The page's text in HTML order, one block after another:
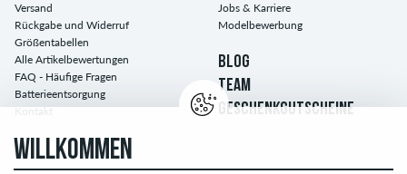
Versand
Rückgabe und Widerruf
Größentabellen
Alle Artikelbewertungen
FAQ - Häufige Fragen
Batterieentsorgung
Kontakt
Jobs & Karriere
Modelbewerbung
BLOG
TEAM
GESCHENKGUTSCHEINE
WILLKOMMEN